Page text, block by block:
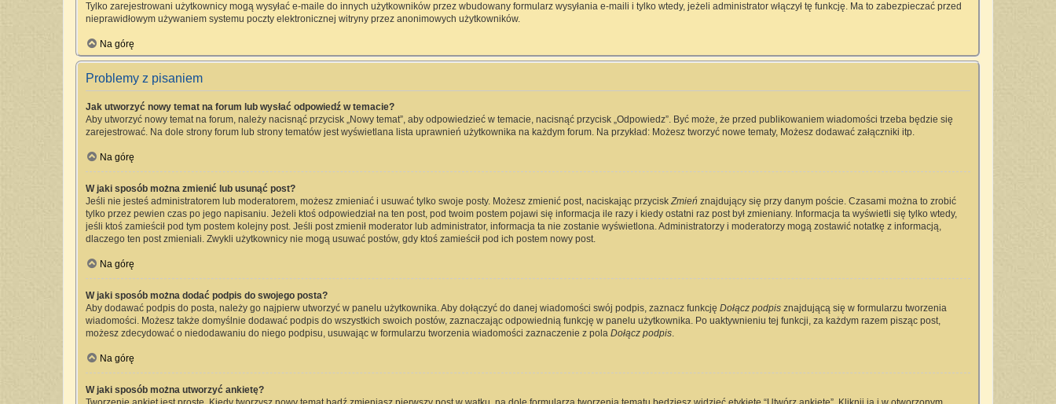
Tylko zarejestrowani użytkownicy mogą wysyłać e-maile do innych użytkowników przez wbudowany formularz wysyłania e-maili i tylko wtedy, jeżeli administrator włączył tę funkcję. Ma to zabezpieczać przed
nieprawidłowym używaniem systemu poczty elektronicznej witryny przez anonimowych użytkowników.
Na górę
Problemy z pisaniem
Jak utworzyć nowy temat na forum lub wysłać odpowiedź w temacie?
Aby utworzyć nowy temat na forum, należy nacisnąć przycisk „Nowy temat”, aby odpowiedzieć w temacie, nacisnąć przycisk „Odpowiedz”. Być może, że przed publikowaniem wiadomości trzeba będzie się
zarejestrować. Na dole strony forum lub strony tematów jest wyświetlana lista uprawnień użytkownika na każdym forum. Na przykład: Możesz tworzyć nowe tematy, Możesz dodawać załączniki itp.
Na górę
W jaki sposób można zmienić lub usunąć post?
Jeśli nie jesteś administratorem lub moderatorem, możesz zmieniać i usuwać tylko swoje posty. Możesz zmienić post, naciskając przyciskZmień znajdujący się przy danym poście. Czasami można to zrobić
tylko przez pewien czas po jego napisaniu. Jeżeli ktoś odpowiedział na ten post, pod twoim postem pojawi się informacja ile razy i kiedy ostatni raz post był zmieniany. Informacja ta wyświetli się tylko wtedy,
jeśli ktoś zamieścił pod tym postem kolejny post. Jeśli post zmienił moderator lub administrator, informacja ta nie zostanie wyświetlona. Administratorzy i moderatorzy mogą zostawić notatkę z informacją,
dlaczego ten post zmieniali. Zwykli użytkownicy nie mogą usuwać postów, gdy ktoś zamieścił pod ich postem nowy post.
Na górę
W jaki sposób można dodać podpis do swojego posta?
Aby dodawać podpis do posta, należy go najpierw utworzyć w panelu użytkownika. Aby dołączyć do danej wiadomości swój podpis, zaznacz funkcję Dołącz podpis znajdującą się w formularzu tworzenia
wiadomości. Możesz także domyślnie dodawać podpis do wszystkich swoich postów, zaznaczając odpowiednią funkcję w panelu użytkownika. Po uaktywnieniu tej funkcji, za każdym razem pisząc post,
możesz zdecydować o niedodawaniu do niego podpisu, usuwając w formularzu tworzenia wiadomości zaznaczenie z pola Dołącz podpis.
Na górę
W jaki sposób można utworzyć ankietę?